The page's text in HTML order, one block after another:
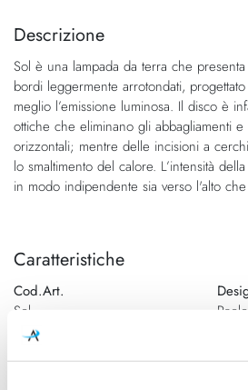
fine
galleria
di
immagini
della
di
immagini
Descrizione
Sol è una lampada da terra che
bordi leggermente arrotondati,
meglio l’emissione luminosa. Il disco è
ottiche che eliminano gli abbagliamenti
orizzontali; mentre delle incisioni a
lo smaltimento del calore. L’intensità
in modo indipendente sia verso l'alto
Caratteristiche
Cod.Art.
Sol